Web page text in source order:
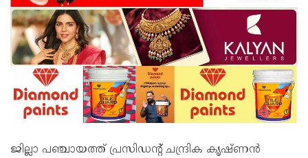
ജില്ലാ പഞ്ചായത്ത് പ്രസിഡന്റ് ചന്ദ്രിക കൃഷ്ണൻ